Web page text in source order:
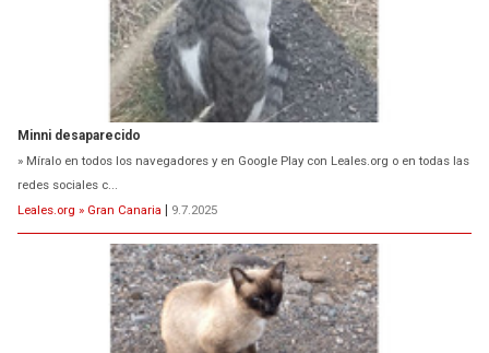
Siami Perdida
Se llama Siami,es hembra de 4 años,esterilizada con marca de
oreja,cariñosa,mimosa pero miedosa,e...